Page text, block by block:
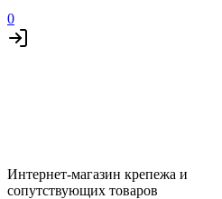
0
Интернет-магазин крепежа и
сопутствующих товаров